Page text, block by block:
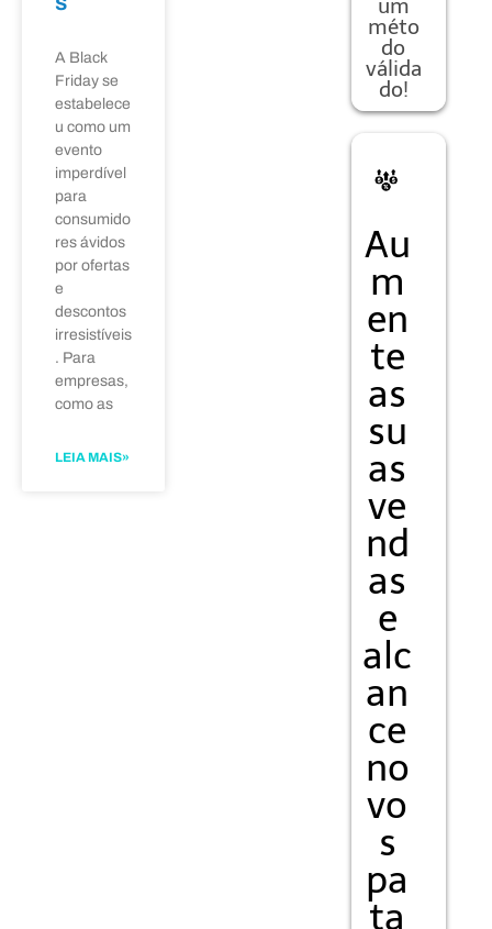
A Black
Friday se
estabelece
u como um
evento
imperdível
para
consumido
res ávidos
por ofertas
e
descontos
irresistíveis
. Para
empresas,
como as
LEIA MAIS»
um
méto
do
válida
do!
Au
m
en
te
as
su
as
ve
nd
as
e
alc
an
ce
no
vo
s
pa
ta